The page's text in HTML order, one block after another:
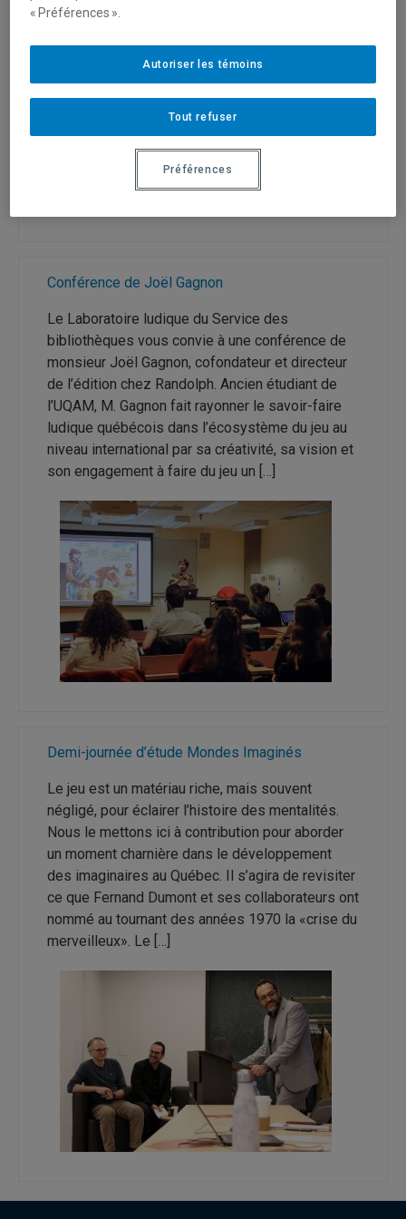
géantes, d’artéfacts et d’archives de conception
du Théâtre Sans Fil. Sous le thème […]
Conférence de Joël Gagnon
Le Laboratoire ludique du Service des
bibliothèques vous convie à une conférence de
monsieur Joël Gagnon, cofondateur et directeur
de l’édition chez Randolph. Ancien étudiant de
l’UQAM, M. Gagnon fait rayonner le savoir-faire
ludique québécois dans l’écosystème du jeu au
niveau international par sa créativité, sa vision et
son engagement à faire du jeu un […]
Demi-journée d’étude Mondes Imaginés
Le jeu est un matériau riche, mais souvent
négligé, pour éclairer l’histoire des mentalités.
Nous le mettons ici à contribution pour aborder
un moment charnière dans le développement
des imaginaires au Québec. Il s’agira de revisiter
ce que Fernand Dumont et ses collaborateurs ont
nommé au tournant des années 1970 la «crise du
merveilleux». Le […]
« Préférences ».
Tout refuser
Autoriser les témoins
Préférences